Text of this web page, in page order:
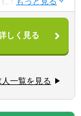
ングファームで
上
ルティング業務
を行います。
定などを支援
るポジションで
＞
立案・実行
ルの開発支援
制の構築
しく見る
一覧を見る